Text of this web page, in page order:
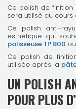
Ce polish de finition
sera utilisé au
Ce polish anti-
esthétique qui
polisseuse TP 800
Ce polish de
utilisée après la
UN POLISH
POUR PLUS